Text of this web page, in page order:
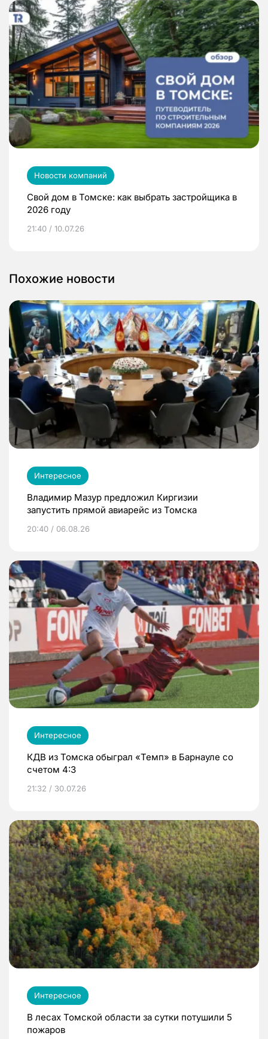
Новости компаний
Свой дом в Томске: как выбрать застройщика в
2026 году
21:40 / 10.07.26
Похожие новости
Интересное
Владимир Мазур предложил Киргизии
запустить прямой авиарейс из Томска
20:40 / 06.08.26
Интересное
КДВ из Томска обыграл «Темп» в Барнауле со
счетом 4:3
21:32 / 30.07.26
Интересное
В лесах Томской области за сутки потушили 5
пожаров